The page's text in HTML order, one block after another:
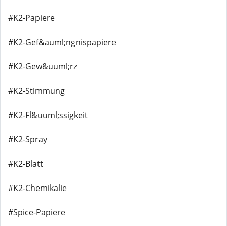
#K2-Papiere
#K2-Gef&auml;ngnispapiere
#K2-Gew&uuml;rz
#K2-Stimmung
#K2-Fl&uuml;ssigkeit
#K2-Spray
#K2-Blatt
#K2-Chemikalie
#Spice-Papiere